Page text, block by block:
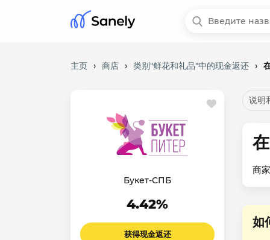
主页 › 商店 › 类别"鲜花和礼品"中的现金返还 ›
Букет-СПБ
4.42%
获得现金返还
说明
商
如